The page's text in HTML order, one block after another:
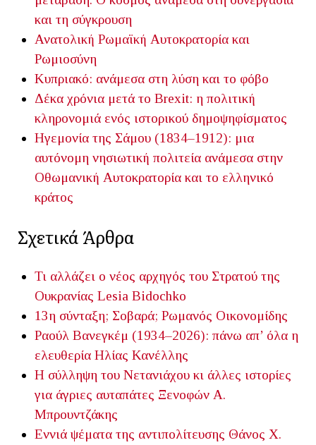
και τη σύγκρουση
Ανατολική Ρωμαϊκή Αυτοκρατορία και
Ρωμιοσύνη
Κυπριακό: ανάμεσα στη λύση και το φόβο
Δέκα χρόνια μετά το Brexit: η πολιτική
κληρονομιά ενός ιστορικού δημοψηφίσματος
Ηγεμονία της Σάμου (1834–1912): μια
αυτόνομη νησιωτική πολιτεία ανάμεσα στην
Οθωμανική Αυτοκρατορία και το ελληνικό
κράτος
Σχετικά Άρθρα
Τι αλλάζει ο νέος αρχηγός του Στρατού της
Ουκρανίας Lesia Bidochko
13η σύνταξη; Σοβαρά; Ρωμανός Οικονομίδης
Ραούλ Βανεγκέμ (1934–2026): πάνω απ’ όλα η
ελευθερία Ηλίας Κανέλλης
Η σύλληψη του Νετανιάχου κι άλλες ιστορίες
για άγριες αυταπάτες Ξενοφών Α.
Μπρουντζάκης
Εννιά ψέματα της αντιπολίτευσης Θάνος Χ.